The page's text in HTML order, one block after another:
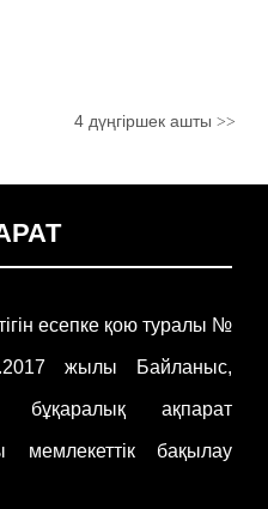
4 дүңгіршек ашты>>
есепке қою туралы №
жылы Байланыс,
бұқаралық ақпарат
мемлекеттік бақылау